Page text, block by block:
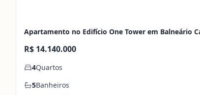
Apartamento no Edifício One Tower em Balneário
R$ 14.140.000
4Quartos
5Banheiros